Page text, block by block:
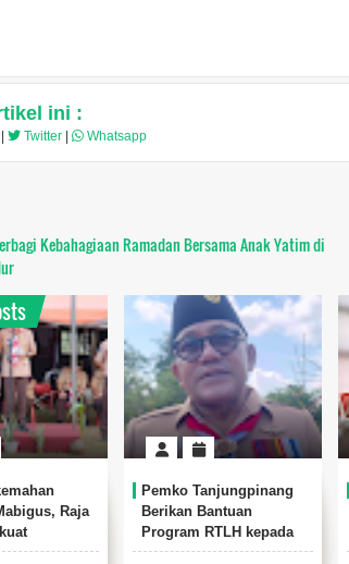
ini :
Twitter Whatsapp
Kebahagiaan Ramadan Bersama Anak Yatim di
Raja
Pemko Tanjungpinang
Berikan Bantuan
Program RTLH kepada
105 Rumah di Kelurahan